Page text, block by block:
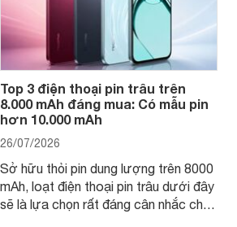
Top 3 điện thoại pin trâu trên
8.000 mAh đáng mua: Có mẫu pin
hơn 10.000 mAh
26/07/2026
Sở hữu thỏi pin dung lượng trên 8000
mAh, loạt điện thoại pin trâu dưới đây
sẽ là lựa chọn rất đáng cân nhắc cho